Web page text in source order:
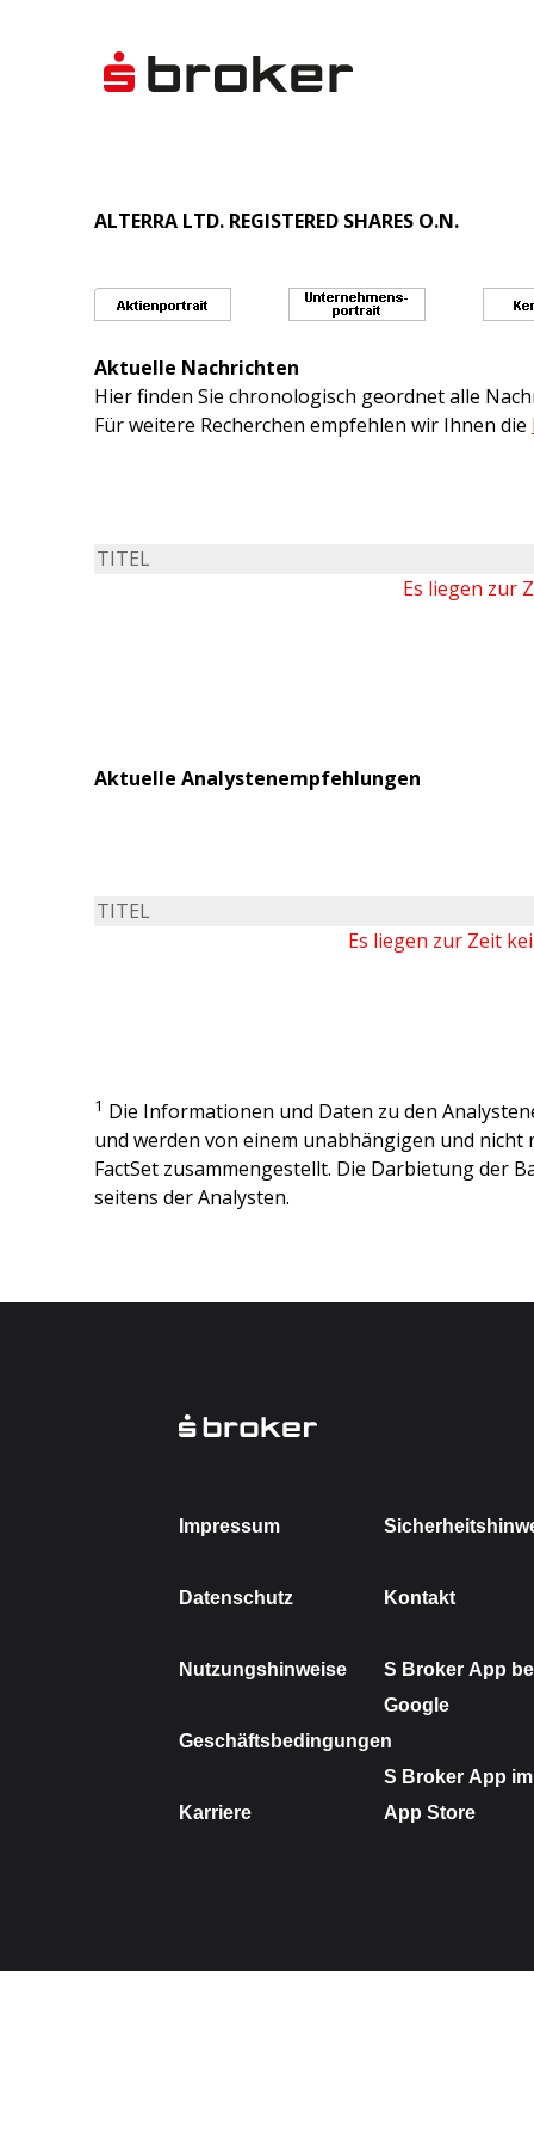
ALTERRA LTD. REGISTERED SHARES O.N.
Aktuelle Nachrichten
Hier finden Sie chronologisch geordnet alle
Für weitere Recherchen empfehlen wir Ihnen die
TITEL
Es liegen zur
Aktuelle Analystenempfehlungen
TITEL
Es liegen zur Zeit
1 Die Informationen und Daten zu den
und werden von einem unabhängigen und nicht
FactSet zusammengestellt. Die Darbietung der
seitens der Analysten.